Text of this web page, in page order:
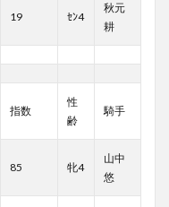
19 ｾﾝ4
秋元
耕
指数
性
齢
騎手
85 牝4
山中
悠